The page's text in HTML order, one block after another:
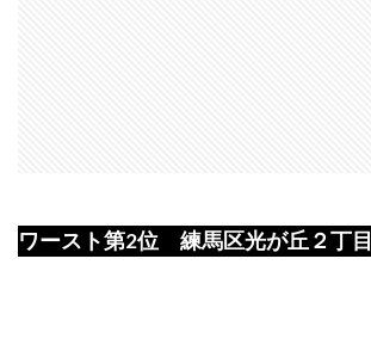
ワースト第2位 練馬区光が丘２丁目